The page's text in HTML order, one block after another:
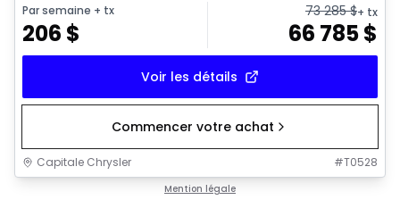
Par semaine + tx
206 $
73 285$+ tx
66 785$
Voir les détails
Commencer votre achat
Capitale Chrysler #T0528
Mention légale